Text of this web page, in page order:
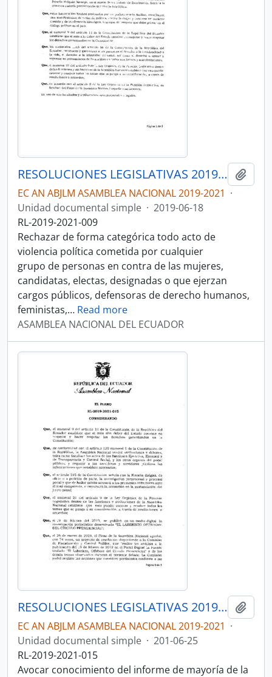
RESOLUCIONES LEGISLATIVAS 2019-2021
EC AN ABJLM ASAMBLEA NACIONAL 2019-2021 ·
Unidad documental simple · 2019-06-18
RL-2019-2021-009
Rechazar de forma categórica todo acto de
violencia política cometida por cualquier
grupo de personas en contra de las mujeres,
candidatas, electas, designadas o que ejerzan
cargos públicos, defensoras de derecho humanos,
feministas,… Read more
ASAMBLEA NACIONAL DEL ECUADOR
RESOLUCIONES LEGISLATIVAS 2019-2021
EC AN ABJLM ASAMBLEA NACIONAL 2019-2021 ·
Unidad documental simple · 201-06-25
RL-2019-2021-015
Avocar conocimiento del informe de mayoría de la